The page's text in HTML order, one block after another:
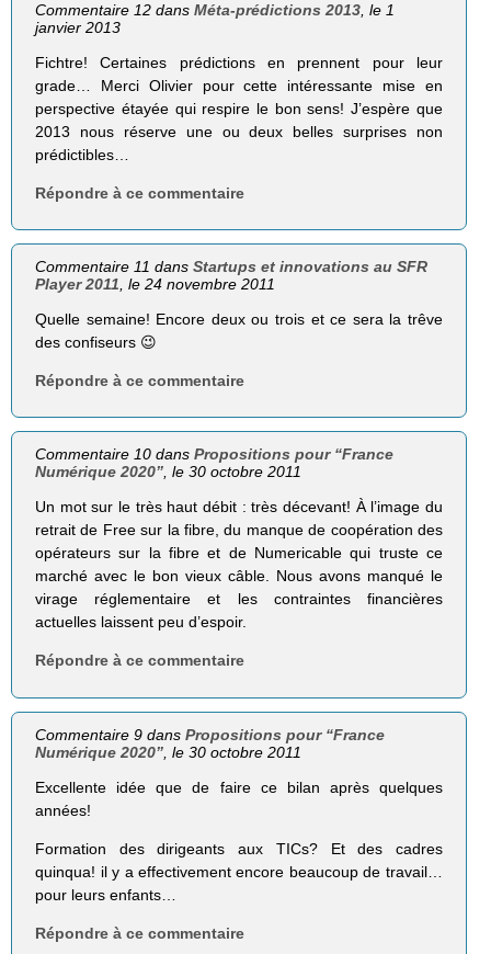
Commentaire 12 dansMéta-prédictions 2013 , le 1
janvier 2013
Fichtre! Certaines prédictions en prennent pour leur
grade… Merci Olivier pour cette intéressante mise en
perspective étayée qui respire le bon sens! J’espère que
2013 nous réserve une ou deux belles surprises non
prédictibles…
Répondre à ce commentaire
Commentaire 11 dansStartups et innovations au SFR
Player 2011 , le 24 novembre 2011
Quelle semaine! Encore deux ou trois et ce sera la trêve
des confiseurs 😉
Répondre à ce commentaire
Commentaire 10 dansPropositions pour “France
Numérique 2020”, le 30 octobre 2011
Un mot sur le très haut débit : très décevant! À l’image du
retrait de Free sur la fibre, du manque de coopération des
opérateurs sur la fibre et de Numericable qui truste ce
marché avec le bon vieux câble. Nous avons manqué le
virage réglementaire et les contraintes financières
actuelles laissent peu d’espoir.
Répondre à ce commentaire
Commentaire 9 dansPropositions pour “France
Numérique 2020” , le 30 octobre 2011
Excellente idée que de faire ce bilan après quelques
années!
Formation des dirigeants aux TICs? Et des cadres
quinqua! il y a effectivement encore beaucoup de travail…
pour leurs enfants…
Répondre à ce commentaire